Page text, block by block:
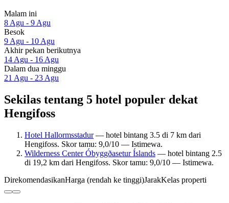
Malam ini
8 Agu - 9 Agu
Besok
9 Agu - 10 Agu
Akhir pekan berikutnya
14 Agu - 16 Agu
Dalam dua minggu
21 Agu - 23 Agu
Sekilas tentang 5 hotel populer dekat
Hengifoss
Hotel Hallormsstadur— hotel bintang 3.5 di 7 km dari
Hengifoss. Skor tamu: 9,0/10 — Istimewa.
Wilderness Center Óbyggðasetur Íslands — hotel bintang 2.5
di 19,2 km dari Hengifoss. Skor tamu: 9,0/10 — Istimewa.
DirekomendasikanHarga (rendah ke tinggi)JarakKelas properti